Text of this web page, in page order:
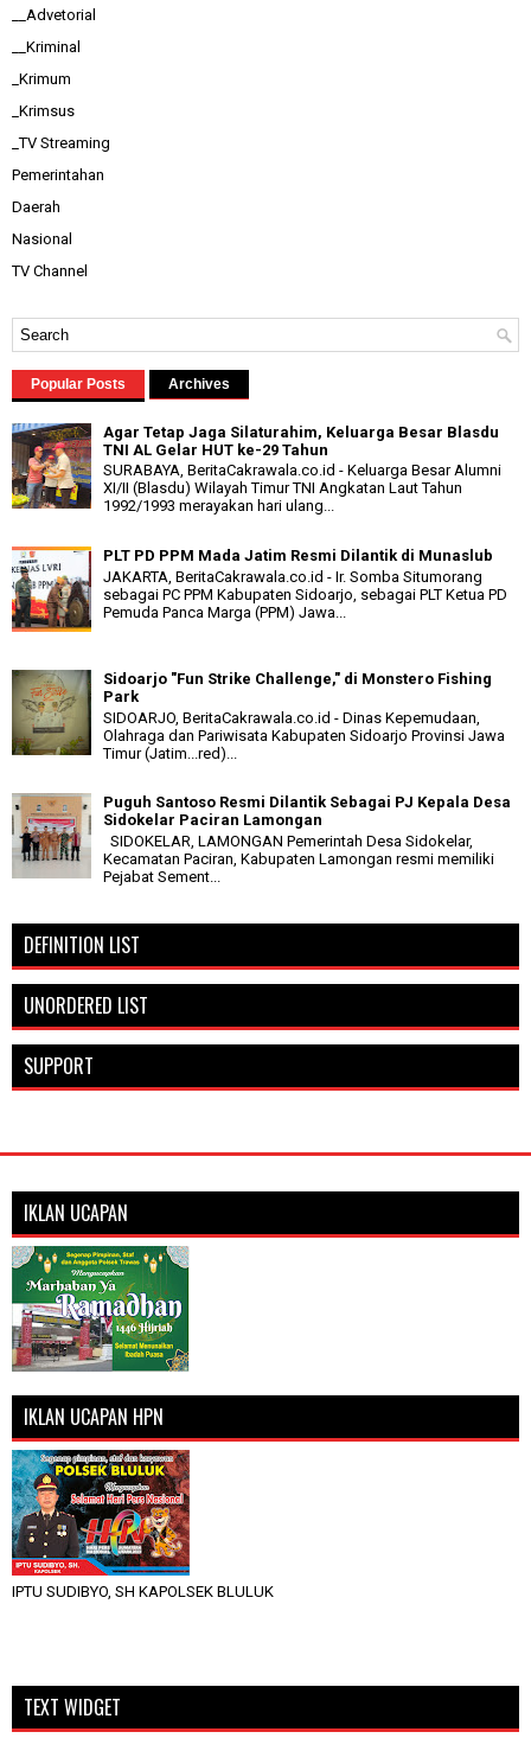
__Advetorial
__Kriminal
_Krimum
_Krimsus
_TV Streaming
Pemerintahan
Daerah
Nasional
TV Channel
Popular Posts Archives
Agar Tetap Jaga Silaturahim, Keluarga Besar Blasdu
TNI AL Gelar HUT ke-29 Tahun
SURABAYA, BeritaCakrawala.co.id - Keluarga Besar Alumni
XI/II (Blasdu) Wilayah Timur TNI Angkatan Laut Tahun
1992/1993 merayakan hari ulang...
PLT PD PPM Mada Jatim Resmi Dilantik di Munaslub
JAKARTA, BeritaCakrawala.co.id - Ir. Somba Situmorang
sebagai PC PPM Kabupaten Sidoarjo, sebagai PLT Ketua PD
Pemuda Panca Marga (PPM) Jawa...
Sidoarjo "Fun Strike Challenge," di Monstero Fishing
Park
SIDOARJO, BeritaCakrawala.co.id - Dinas Kepemudaan,
Olahraga dan Pariwisata Kabupaten Sidoarjo Provinsi Jawa
Timur (Jatim...red)...
Puguh Santoso Resmi Dilantik Sebagai PJ Kepala Desa
Sidokelar Paciran Lamongan
SIDOKELAR, LAMONGAN Pemerintah Desa Sidokelar,
Kecamatan Paciran, Kabupaten Lamongan resmi memiliki
Pejabat Sement...
DEFINITION LIST
UNORDERED LIST
SUPPORT
IKLAN UCAPAN
IKLAN UCAPAN HPN
IPTU SUDIBYO, SH KAPOLSEK BLULUK
TEXT WIDGET